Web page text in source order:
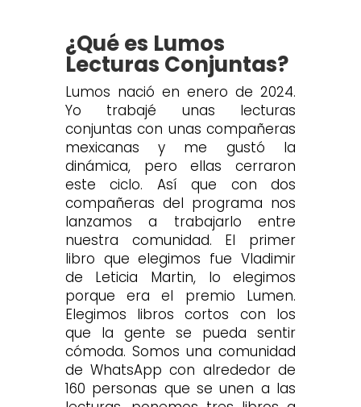
¿Qué es Lumos
Lecturas Conjuntas?
Lumos nació en enero de 2024.
Yo trabajé unas lecturas
conjuntas con unas compañeras
mexicanas y me gustó la
dinámica, pero ellas cerraron
este ciclo. Así que con dos
compañeras del programa nos
lanzamos a trabajarlo entre
nuestra comunidad. El primer
libro que elegimos fue Vladimir
de Leticia Martin, lo elegimos
porque era el premio Lumen.
Elegimos libros cortos con los
que la gente se pueda sentir
cómoda. Somos una comunidad
de WhatsApp con alrededor de
160 personas que se unen a las